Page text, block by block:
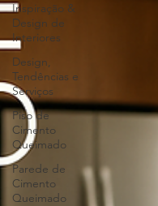
Inspiração &
Design de
Interiores
Design,
Tendências e
Serviços
Piso de
Cimento
Queimado
Parede de
Cimento
Queimado